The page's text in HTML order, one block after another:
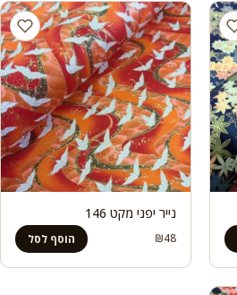
נייר יפני מקט 146
₪48 הוסף לסל